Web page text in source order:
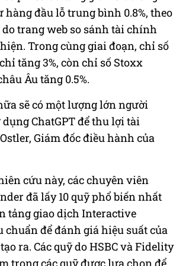
hàng đầu lỗ trung bình 0.8%, theo
trang web so sánh tài chính
Trong cùng giai đoạn, chỉ số
tăng 3%, còn chỉ số Stoxx
Âu tăng 0.5%.
sẽ có một lượng lớn người
ChatGPT để thu lợi tài
Giám đốc điều hành của
cứu này, các chuyên viên
đã lấy 10 quỹ phổ biến nhất
tảng giao dịch Interactive
chuẩn để đánh giá hiệu suất của
ra. Các quỹ do HSBC và Fidelity
trong các quỹ được lựa chọn để